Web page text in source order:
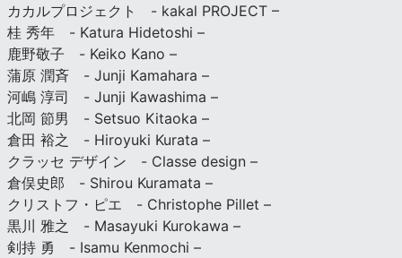
カカルプロジェクト - kakal PROJECT –
桂 秀年 - Katura Hidetoshi –
鹿野敬子 - Keiko Kano –
蒲原 潤斉 - Junji Kamahara –
河嶋 淳司 - Junji Kawashima –
北岡 節男 - Setsuo Kitaoka –
倉田 裕之 - Hiroyuki Kurata –
クラッセ デザイン - Classe design –
倉俣史郎 - Shirou Kuramata –
クリストフ・ピエ - Christophe Pillet –
黒川 雅之 - Masayuki Kurokawa –
剣持 勇 - Isamu Kenmochi –